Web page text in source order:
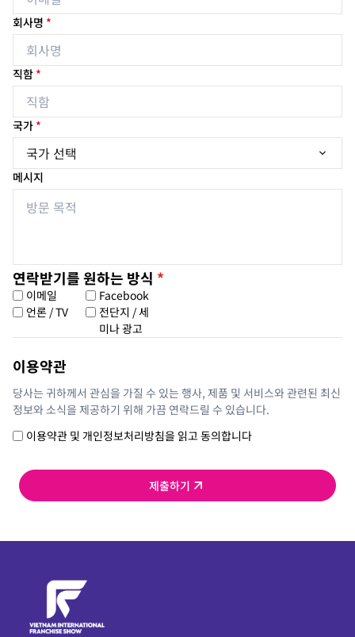
회사명 *
직함 *
국가 *
메시지
연락받기를 원하는 방식 *
이메일
Facebook
언론 / TV
전단지 / 세
미나 광고
이용약관
당사는 귀하께서 관심을 가질 수 있는 행사, 제품 및 서비스와 관련된 최신
정보와 소식을 제공하기 위해 가끔 연락드릴 수 있습니다.
이용약관 및 개인정보처리방침을 읽고 동의합니다
제출하기